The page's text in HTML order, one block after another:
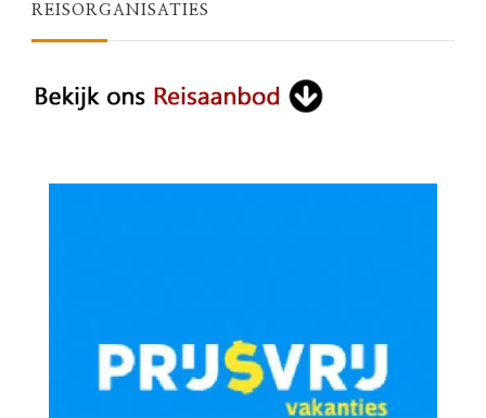
REISORGANISATIES